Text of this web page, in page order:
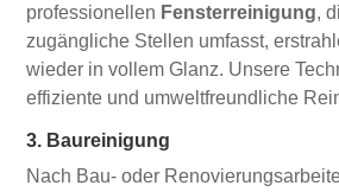
professionellen Fensterreinigung,
zugängliche Stellen umfasst,
wieder in vollem Glanz. Unsere
effiziente und umweltfreundliche
3. Baureinigung
Nach Bau- oder